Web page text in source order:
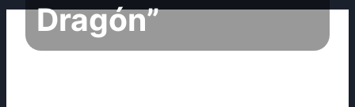
Dragón”